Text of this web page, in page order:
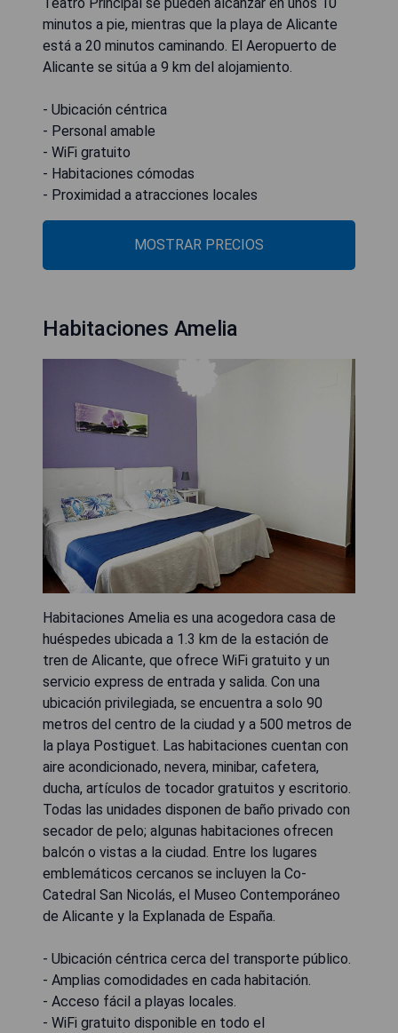
minutos a pie, mientras que la playa de Alicante
está a 20 minutos caminando. El Aeropuerto de
Alicante se sitúa a 9 km del alojamiento.
- Ubicación céntrica
- Personal amable
- WiFi gratuito
- Habitaciones cómodas
- Proximidad a atracciones locales
MOSTRAR PRECIOS
Habitaciones Amelia
Habitaciones Amelia es una acogedora casa de
huéspedes ubicada a 1.3 km de la estación de
tren de Alicante, que ofrece WiFi gratuito y un
servicio express de entrada y salida. Con una
ubicación privilegiada, se encuentra a solo 90
metros del centro de la ciudad y a 500 metros de
la playa Postiguet. Las habitaciones cuentan con
aire acondicionado, nevera, minibar, cafetera,
ducha, artículos de tocador gratuitos y escritorio.
Todas las unidades disponen de baño privado con
secador de pelo; algunas habitaciones ofrecen
balcón o vistas a la ciudad. Entre los lugares
emblemáticos cercanos se incluyen la Co-
Catedral San Nicolás, el Museo Contemporáneo
de Alicante y la Explanada de España.
- Ubicación céntrica cerca del transporte público.
- Amplias comodidades en cada habitación.
- Acceso fácil a playas locales.
- WiFi gratuito disponible en todo el